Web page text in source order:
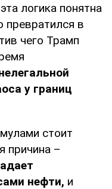
логика понятна
в
чего Трамп
у границ
стоит
причина –
нефти, и